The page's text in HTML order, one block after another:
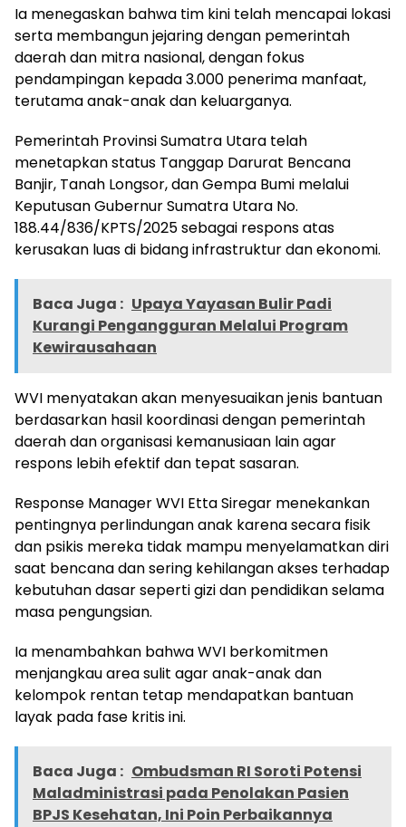
Ia menegaskan bahwa tim kini telah mencapai lokasi
serta membangun jejaring dengan pemerintah
daerah dan mitra nasional, dengan fokus
pendampingan kepada 3.000 penerima manfaat,
terutama anak-anak dan keluarganya.
Pemerintah Provinsi Sumatra Utara telah
menetapkan status Tanggap Darurat Bencana
Banjir, Tanah Longsor, dan Gempa Bumi melalui
Keputusan Gubernur Sumatra Utara No.
188.44/836/KPTS/2025 sebagai respons atas
kerusakan luas di bidang infrastruktur dan ekonomi.
Baca Juga : Upaya Yayasan Bulir Padi
Kurangi Pengangguran Melalui Program
Kewirausahaan
WVI menyatakan akan menyesuaikan jenis bantuan
berdasarkan hasil koordinasi dengan pemerintah
daerah dan organisasi kemanusiaan lain agar
respons lebih efektif dan tepat sasaran.
Response Manager WVI Etta Siregar menekankan
pentingnya perlindungan anak karena secara fisik
dan psikis mereka tidak mampu menyelamatkan diri
saat bencana dan sering kehilangan akses terhadap
kebutuhan dasar seperti gizi dan pendidikan selama
masa pengungsian.
Ia menambahkan bahwa WVI berkomitmen
menjangkau area sulit agar anak-anak dan
kelompok rentan tetap mendapatkan bantuan
layak pada fase kritis ini.
Baca Juga : Ombudsman RI Soroti Potensi
Maladministrasi pada Penolakan Pasien
BPJS Kesehatan, Ini Poin Perbaikannya